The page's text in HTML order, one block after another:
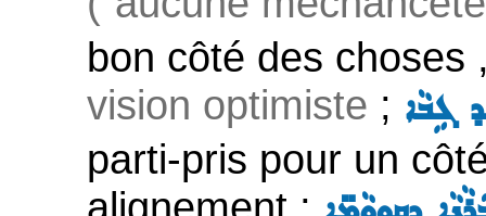
bon côté des
vision optimiste ; ܓܹܒܵܐ
parti-pris pour un